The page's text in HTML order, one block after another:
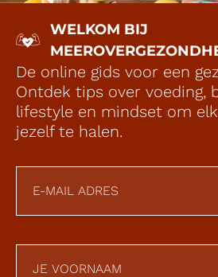
WELKOM BIJ
De online gids voor een
Ontdek tips over voeding,
lifestyle en mindset om
jezelf te halen.